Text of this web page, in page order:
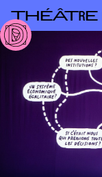
THÉÂTRE
Panneau de